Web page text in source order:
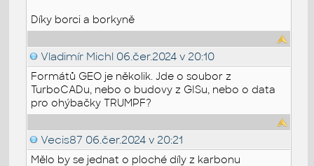
Díky borci a borkyně
Vladimír Michl 06.čer.2024 v 20:10
Formátů GEO je několik. Jde o soubor z
TurboCADu, nebo o budovy z GISu, nebo o data
pro ohýbačky TRUMPF?
Vecis87 06.čer.2024 v 20:21
Mělo by se jednat o ploché díly z karbonu